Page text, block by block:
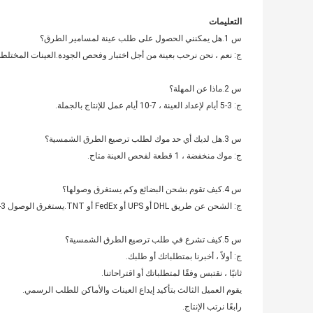
التعليمات
س 1.هل يمكنني الحصول على طلب عينة لمسامير الطرق؟
ج: نعم ، نحن نرحب بعينة من أجل اختبار وفحص الجودة.العينات
س 2.ماذا عن المهلة؟
ج: 3-5 أيام لإعداد العينة ، 7-10 أيام عمل للإنتاج بالجملة.
س 3.هل لديك أي حد موك لطلب ترصيع الطرق الشمسية؟
ج: موك منخفضة ، 1 قطعة لفحص العينة متاح.
س 4.كيف تقوم بشحن البضائع وكم يستغرق وصولها؟
ج: الشحن عن طريق DHL أو UPS أو FedEx أو TNT.يستغرق الوصول 3-5 أيام.الشحن الجوي والبحري اختياري أيضًا.
س 5.كيف تشرع في طلب ترصيع الطرق الشمسية؟
ج: أولاً ، أخبرنا بمتطلباتك أو طلبك.
ثانيًا ، نقتبس وفقًا لمتطلباتك أو اقتراحاتنا.
يقوم العميل الثالث بتأكيد إيداع العينات والأماكن للطلب الرسمي.
رابعًا نرتب الإنتاج.